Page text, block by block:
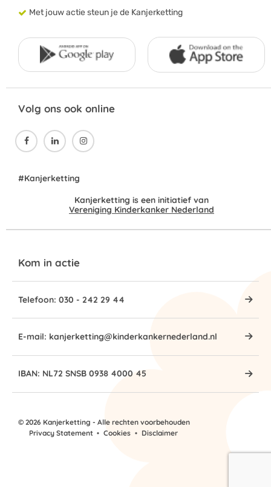
Met jouw actie steun je de Kanjerketting
Volg ons ook online
  
#Kanjerketting
Kanjerketting is een initiatief van
Vereniging Kinderkanker Nederland
Kom in actie
Telefoon: 030 - 242 29 44
E-mail: kanjerketting@kinderkankernederland.nl
IBAN: NL72 SNSB 0938 4000 45
© 2026 Kanjerketting - Alle rechten voorbehouden
Privacy Statement
Cookies Disclaimer